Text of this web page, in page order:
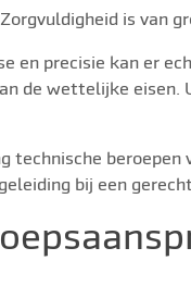
is van
en precisie kan er
de wettelijke eisen.
technische
bij een